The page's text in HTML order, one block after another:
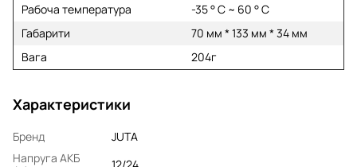
Рабоча температура
-35 ° C ~ 60 ° C
Габарити
70 мм * 133 мм * 34 мм
Вага
204г
Характеристики
Бренд
JUTA
Напруга АКБ